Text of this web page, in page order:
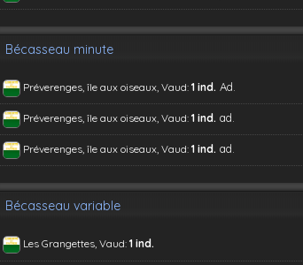
Bécasseau minute
Préverenges, île aux oiseaux, Vaud: 1 ind. Ad.
Préverenges, île aux oiseaux, Vaud: 1 ind. ad.
Préverenges, île aux oiseaux, Vaud: 1 ind. ad.
Bécasseau variable
Les Grangettes, Vaud: 1 ind.